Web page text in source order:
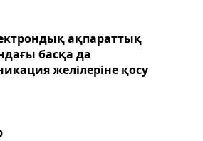
ақпараттық
басқа да
желілеріне қосу